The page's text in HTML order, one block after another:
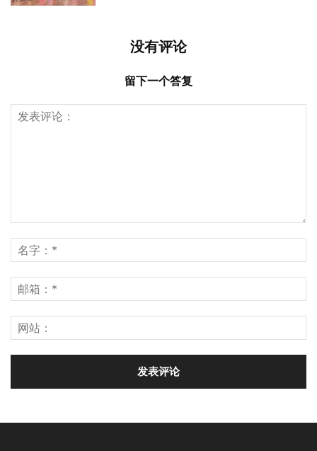
没有评论
留下一个答复